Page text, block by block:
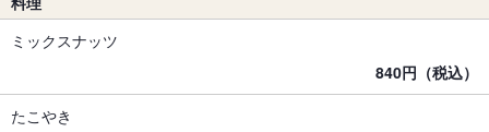
ミックスナッツ
840円（税込）
たこやき